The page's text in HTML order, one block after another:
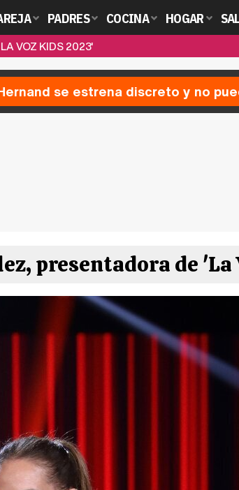
PADRES COCINA HOGAR
VOZ KIDS 2023'
se estrena discreto y no
presentadora de 'La